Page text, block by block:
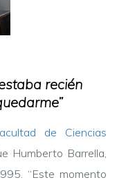
recién
de Ciencias
Humberto Barrella,
“Este momento